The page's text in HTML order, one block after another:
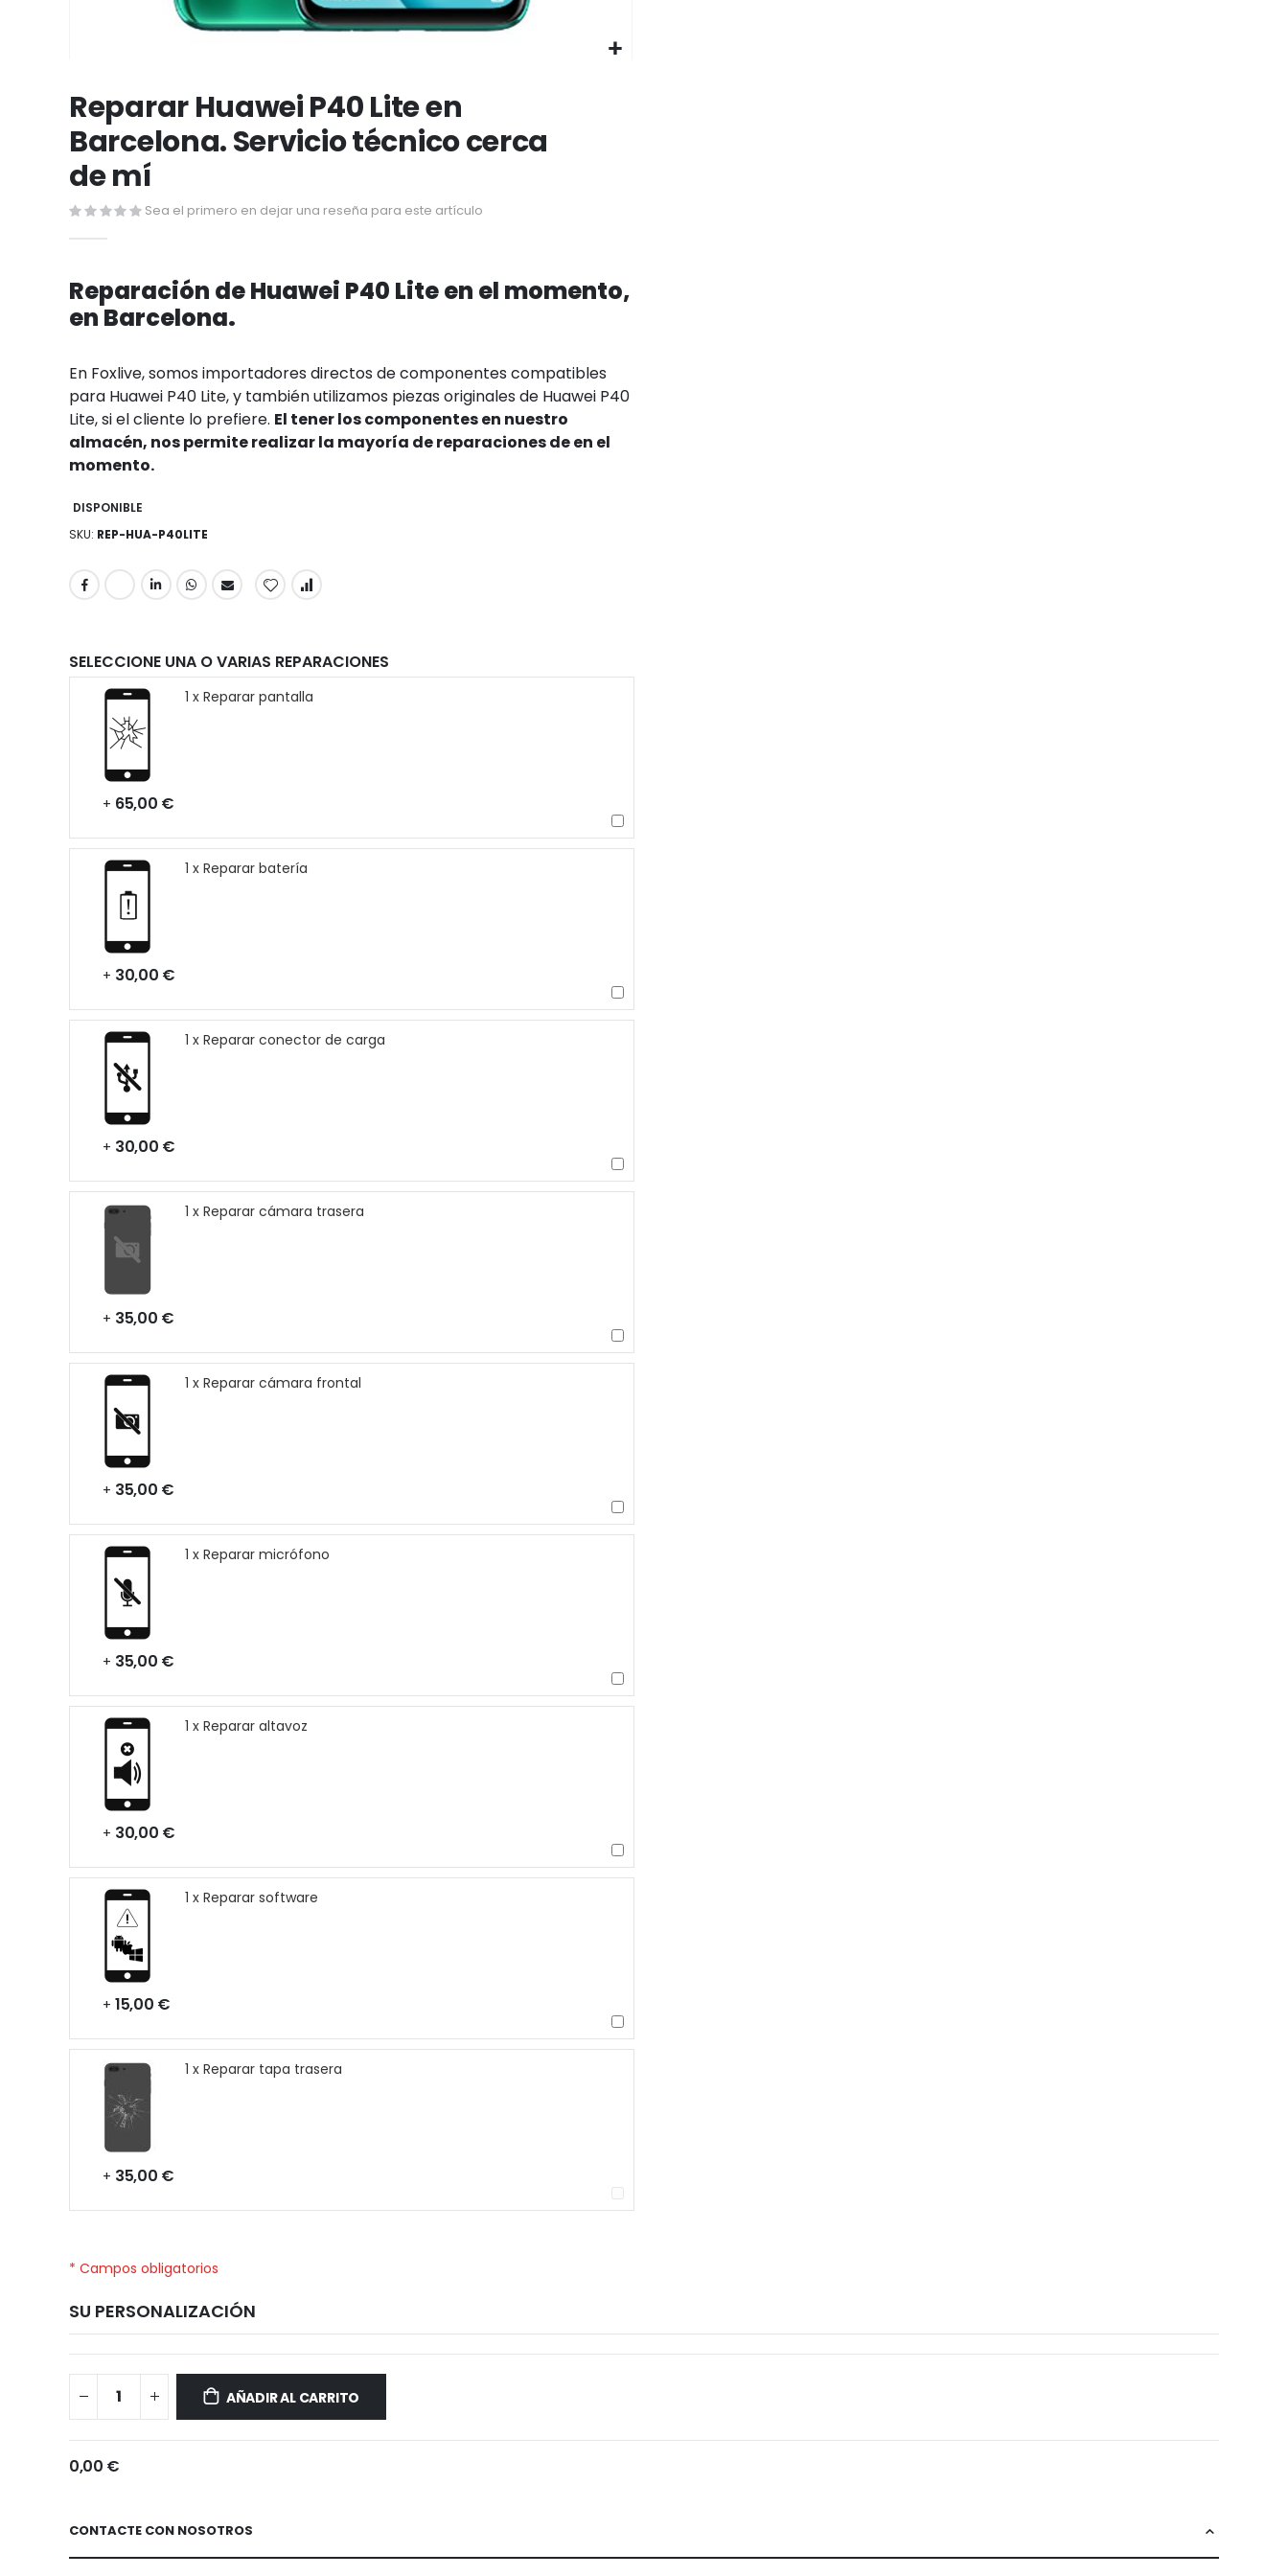
al
comienzo
de
galería
de
Reparar Huawei P40 Lite en
Barcelona. Servicio técnico cerca
de mí
Sea el primero en dejar una reseña para este artículo
Reparación de Huawei P40 Lite en el momento,
en Barcelona.
En Foxlive, somos importadores directos de componentes compatibles
para Huawei P40 Lite, y también utilizamos piezas originales de Huawei P40
Lite, si el cliente lo prefiere. El tener los componentes en nuestro
almacén, nos permite realizar la mayoría de reparaciones de en el
momento.
DISPONIBLE
SKU REP-HUA-P40LITE
SELECCIONE UNA O VARIAS REPARACIONES
1 x Reparar pantalla
+ 65,00 €
1 x Reparar batería
+ 30,00 €
1 x Reparar conector de carga
+ 30,00 €
1 x Reparar cámara trasera
+ 35,00 €
1 x Reparar cámara frontal
+ 35,00 €
1 x Reparar micrófono
+ 35,00 €
1 x Reparar altavoz
+ 30,00 €
1 x Reparar software
+ 15,00 €
1 x Reparar tapa trasera
+ 35,00 €
* Campos obligatorios
SU PERSONALIZACIÓN
AÑADIR AL CARRITO
0,00 €
CONTACTE CON NOSOTROS